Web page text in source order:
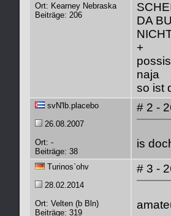
Ort: Kearney Nebraska
Beiträge: 206
DA
+
naja
so ist
svN'lb.placebo
26.08.2007
Ort: -
Beiträge: 38
# 2 -
is
Turinos`ohv
28.02.2014
Ort: Velten (b Bln)
Beiträge: 319
# 3 -